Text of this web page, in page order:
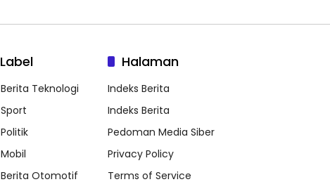
Label
Berita Teknologi
Sport
Politik
Mobil
Berita Otomotif
Halaman
Indeks Berita
Indeks Berita
Pedoman Media Siber
Privacy Policy
Terms of Service